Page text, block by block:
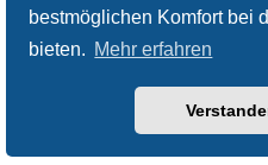
bestmöglichen Komfort bei
bieten. Mehr erfahren